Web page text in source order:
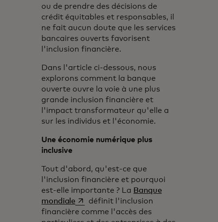
ou de prendre des décisions de
crédit équitables et responsables, il
ne fait aucun doute que les services
bancaires ouverts favorisent
l'inclusion financière.
Dans l'article ci-dessous, nous
explorons comment la banque
ouverte ouvre la voie à une plus
grande inclusion financière et
l'impact transformateur qu'elle a
sur les individus et l'économie.
Une économie numérique plus
inclusive
Tout d'abord, qu'est-ce que
l'inclusion financière et pourquoi
est-elle importante ? La Banque
mondiales’ouvre dans un nouvel onglet
définit l'inclusion
financière comme l'accès des